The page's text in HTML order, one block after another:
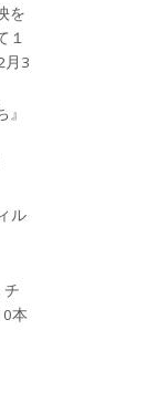
を
１
月3
ル
チ
本